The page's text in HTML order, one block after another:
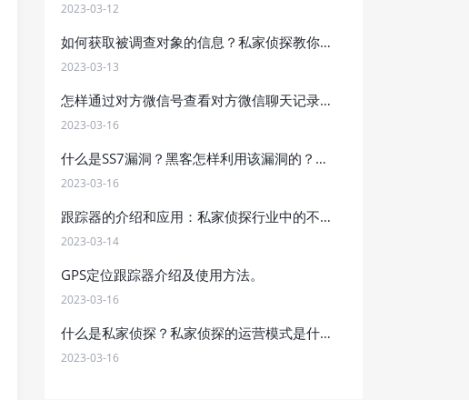
2023-03-12
如何获取被调查对象的信息？私家侦探教你五种方法！
2023-03-13
怎样通过对方微信号查看对方微信聊天记录？
2023-03-16
什么是SS7漏洞？黑客怎样利用该漏洞的？他的危害是什么？
2023-03-16
跟踪器的介绍和应用：私家侦探行业中的不可或缺工具，如何合法合规地应用跟踪器进行调查工作？
2023-03-14
GPS定位跟踪器介绍及使用方法。
2023-03-16
什么是私家侦探？私家侦探的运营模式是什么？怎样找私家侦探？
2023-03-16